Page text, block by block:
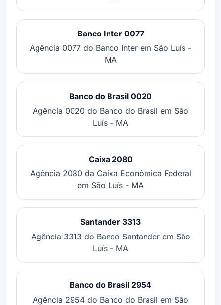
Banco Inter 0077
Agência 0077 do Banco Inter em São Luís -
MA
Banco do Brasil 0020
Agência 0020 do Banco do Brasil em São
Luís - MA
Caixa 2080
Agência 2080 da Caixa Econômica Federal
em São Luís - MA
Santander 3313
Agência 3313 do Banco Santander em São
Luís - MA
Banco do Brasil 2954
Agência 2954 do Banco do Brasil em São